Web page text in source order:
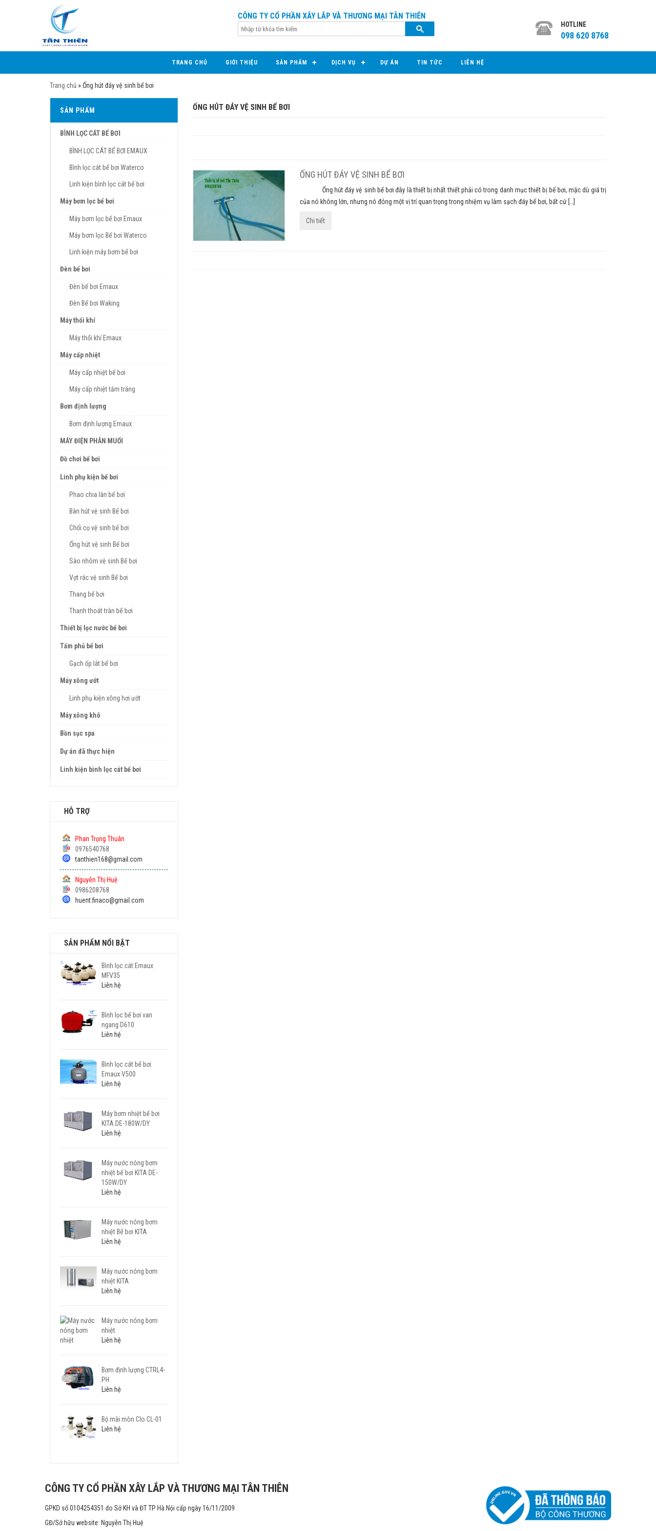
CÔNG TY CỔ PHẦN XÂY LẮP VÀ THƯƠNG MẠI TÂN THIÊN
HOTLINE
098 620 8768
TRANG CHỦ GIỚI THIỆU SẢN PHẨM DỊCH VỤ DỰ ÁN TIN TỨC LIÊN HỆ
Trang chủ »Ống hút đáy vệ sinh bể bơi
SẢN PHẨM
BÌNH LỌC CÁT BỂ BƠI
BÌNH LỌC CÁT BỂ BƠI EMAUX
Bình lọc cát bể bơi Waterco
Linh kiện bình lọc cát bể bơi
Máy bơm lọc bể bơi
Máy bơm lọc bể bơi Emaux
Máy bơm lọc Bể bơi Waterco
Linh kiện máy bơm bể bơi
Đèn bể bơi
Đèn bể bơi Emaux
Đèn Bể bơi Waking
Máy thổi khí
Máy thổi khí Emaux
Máy cấp nhiệt
Máy cấp nhiệt bể bơi
Máy cấp nhiệt tắm tráng
Bơm định lượng
Bơm định lượng Emaux
MÁY ĐIỆN PHÂN MUỐI
Đồ chơi bể bơi
Linh phụ kiện bể bơi
Phao chia làn bể bơi
Bàn hút vệ sinh Bể bơi
Chổi cọ vệ sinh bể bơi
Ống hút vệ sinh Bể bơi
Sào nhôm vệ sinh Bể bơi
Vợt rác vệ sinh Bể bơi
Thang bể bơi
Thanh thoát tràn bể bơi
Thiết bị lọc nước bể bơi
Tấm phủ bể bơi
Gạch ốp lát bể bơi
Máy xông ướt
Linh phụ kiện xông hơi ướt
Máy xông khô
Bồn sục spa
Dự án đã thực hiện
Linh kiện bình lọc cát bể bơi
HỖ TRỢ
Phan Trọng Thuân
0976540768
tanthien168@gmail.com
Nguyễn Thị Huệ
0986208768
huent.finaco@gmail.com
SẢN PHẨM NỔI BẬT
Bình lọc cát Emaux
MFV35
Liên hệ
Bình lọc bể bơi van
ngang D610
Liên hệ
Bình lọc cát bể bơi
Emaux V500
Liên hệ
Máy bơm nhiệt bể bơi
KITA DE-180W/DY
Liên hệ
Máy nước nóng bơm
nhiệt bể bơi KITA DE-
150W/DY
Liên hệ
Máy nước nóng bơm
nhiệt Bể bơi KITA
Liên hệ
Máy nước nóng bơm
nhiệt KITA
Liên hệ
Máy nước nóng bơm
nhiệt
Liên hệ
Bơm định lượng CTRL4-
PH
Liên hệ
Bộ mài mòn Clo CL-01
Liên hệ
ỐNG HÚT ĐÁY VỆ SINH BỂ BƠI
ỐNG HÚT ĐÁY VỆ SINH BỂ BƠI
Ống hút đáy vệ sinh bể bơi đây là thiết bị nhất thiết phải có trong danh mục thiết bị bể bơi, mặc dù giá trị
của nó không lớn, nhưng nó đóng một vị trí quan trọng trong nhiệm vụ làm sạch đáy bể bơi, bất cứ […]
Chi tiết
CÔNG TY CỔ PHẦN XÂY LẮP VÀ THƯƠNG MẠI TÂN THIÊN
GPKD số 0104254351 do Sở KH và ĐT TP Hà Nội cấp ngày 16/11/2009
GĐ/Sở hữu website: Nguyễn Thị Huệ